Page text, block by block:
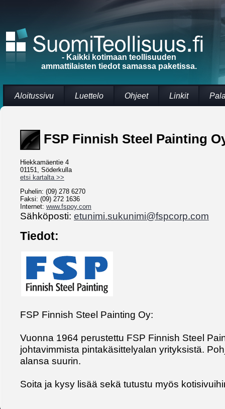
- Kaikki kotimaan teollisuuden
ammattilaisten tiedot samassa paketissa.
Aloitussivu Luettelo Ohjeet Linkit
FSP Finnish Steel Painting
Hiekkamäentie 4
01151, Söderkulla
etsi kartalta >>
Puhelin: (09) 278 6270
Faksi: (09) 272 1636
Internet: www.fspoy.com
Sähköposti: etunimi.sukunimi@fspcorp.com
Tiedot:
FSP Finnish Steel Painting Oy:
Vuonna 1964 perustettu FSP Finnish Steel
johtavimmista pintakäsittelyalan yrityksistä.
alansa suurin.
Soita ja kysy lisää sekä tutustu myös